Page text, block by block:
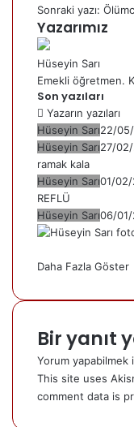
Sonraki yazı:
Yazarımız
Hüseyin Sarı
Emekli öğretmen.
Son yazıları
Yazarın yazıları
Hüseyin Sarı22/
Hüseyin Sarı27/
ramak kala
Hüseyin Sarı01/02/
REFLÜ
Hüseyin Sarı06/01/
Daha Fazla Göster
Bir yanıt
Yorum yapabilmek
This site uses
comment data is